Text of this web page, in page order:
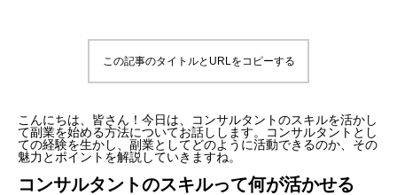
この記事のタイトルとURLをコピーする
こんにちは、皆さん！今日は、コンサルタントのスキルを活かし
て副業を始める方法についてお話しします。コンサルタントとし
ての経験を生かし、副業としてどのように活動できるのか、その
魅力とポイントを解説していきますね。
コンサルタントのスキルって何が活かせる